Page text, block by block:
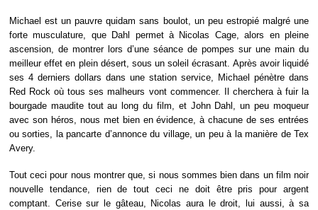
Michael est un pauvre quidam sans boulot, un peu estropié malgré une
forte musculature, que Dahl permet à Nicolas Cage, alors en pleine
ascension, de montrer lors d’une séance de pompes sur une main du
meilleur effet en plein désert, sous un soleil écrasant. Après avoir liquidé
ses 4 derniers dollars dans une station service, Michael pénètre dans
Red Rock où tous ses malheurs vont commencer. Il cherchera à fuir la
bourgade maudite tout au long du film, et John Dahl, un peu moqueur
avec son héros, nous met bien en évidence, à chacune de ses entrées
ou sorties, la pancarte d’annonce du village, un peu à la manière de Tex
Avery.
Tout ceci pour nous montrer que, si nous sommes bien dans un film noir
nouvelle tendance, rien de tout ceci ne doit être pris pour argent
comptant. Cerise sur le gâteau, Nicolas aura le droit, lui aussi, à sa